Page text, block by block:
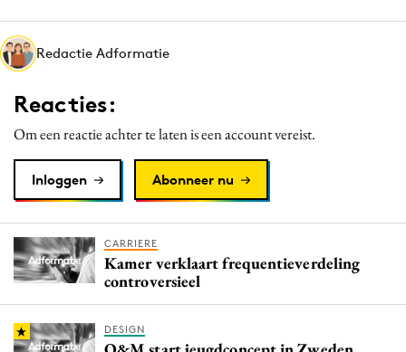
Martech
Media
Merkstrategie
Programmatic
Purpose Marketing
Reputatie & crisis
Redactie Adformatie
Reacties:
Om een reactie achter te laten is een account vereist.
Inloggen Abonneer nu
CARRIERE
Kamer verklaart frequentieverdeling
controversieel
DESIGN